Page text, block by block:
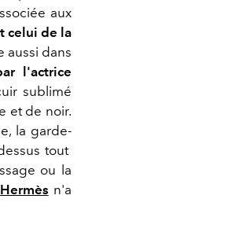
aux
celui de la
aussi dans
l'actrice
sublimé
et de noir.
la garde-
tout
ou la
Hermès n'a